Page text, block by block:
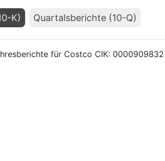
K) Quartalsberichte (10-Q)
für Costco CIK: 0000909832